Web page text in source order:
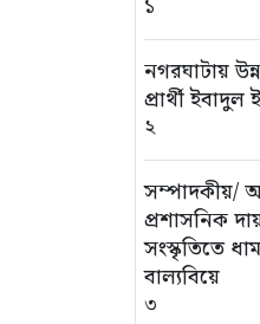
৭ আগস্ট:
ডে-
৯
শ্যামনগরে
জলবায়ু
সভা
১০
১
নগরঘাটায়
প্রার্থী
২
সম্পাদকীয়/
প্রশাসনিক
সংস্কৃতিতে
বাল্যবিয়ে
৩